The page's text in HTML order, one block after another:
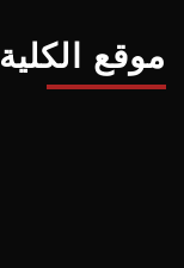
موقع الكلية